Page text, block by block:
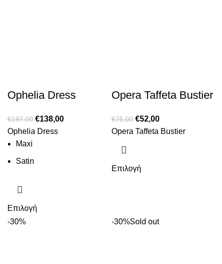
Ophelia Dress
€197,00 €138,00
Ophelia Dress
Maxi
Satin
Επιλογή
Opera Taffeta Bustier
€75,00 €52,00
Opera Taffeta Bustier
Επιλογή
-30% -30%Sold out